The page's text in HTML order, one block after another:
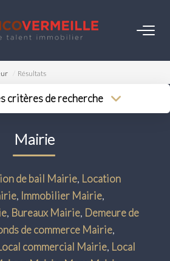
ACHETER
VENDRE
LOUER
SERVICES
Gestion
Syndic
Résultats
critères de recherche
Surface min
Plus de critères
Mairie
de bail Mairie, Location
, Immobilier Mairie,
, Bureaux Mairie, Demeure de
de commerce Mairie,
commercial Mairie, Local